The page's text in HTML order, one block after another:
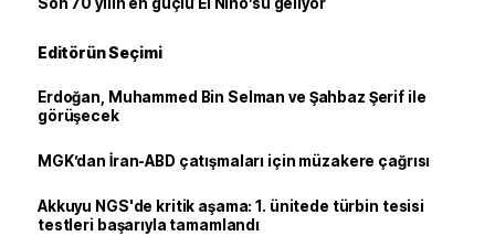
Editörün Seçimi
Erdoğan, Muhammed Bin Selman ve Şahbaz Şerif ile
görüşecek
MGK’dan İran-ABD çatışmaları için müzakere çağrısı
Akkuyu NGS'de kritik aşama: 1. ünitede türbin tesisi
testleri başarıyla tamamlandı